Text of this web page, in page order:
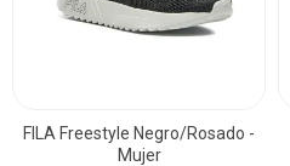
FILA Freestyle Negro/Rosado -
Mujer